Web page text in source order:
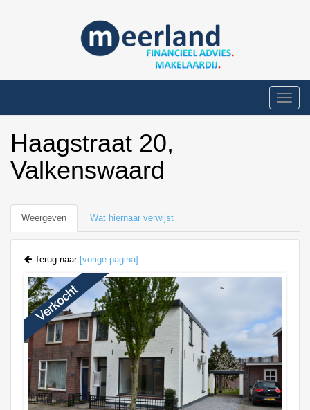
Toggle
Haagstraat 20,
Valkenswaard
Primaire
tabs
Weergeven (actieve
tabblad)
Wat hiernaar verwijst
Terug naar [vorige pagina]